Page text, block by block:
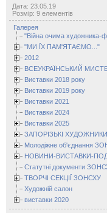
Дата: 23.05.19
Розмір: 9 елементів
Галерея
"Війна очима художника-
"МИ ЇХ ПАМ'ЯТАЄМО..."
2012
ВСЕУКРАЇНСЬКИЙ
Виставки 2018 року
Виставки 2019 року
Виставки 2021
Виставки 2024
Виставки 2025
ЗАПОРІЗЬКІ
Молодіжне об'єднання
НОВИНИ-ВИСТАВКИ-
Статутні документи
ТВОРЧІ СЕКЦІЇ ЗОНСХУ
Художній салон
виставки 2020